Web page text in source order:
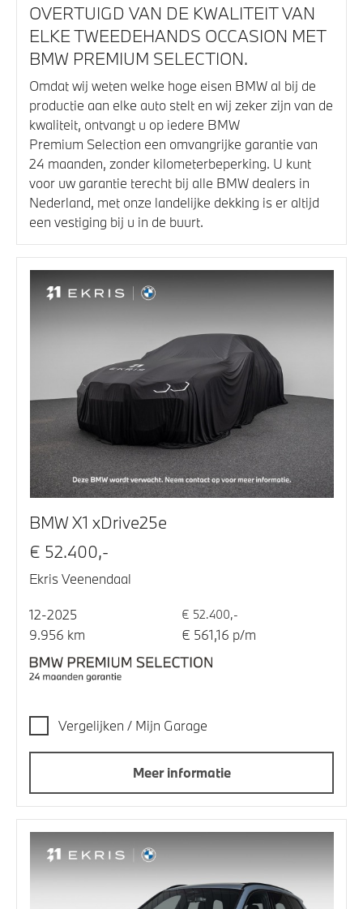
OVERTUIGD VAN DE KWALITEIT VAN
ELKE TWEEDEHANDS OCCASION MET
BMW PREMIUM SELECTION.
Omdat wij weten welke hoge eisen BMW al bij de
productie aan elke auto stelt en wij zeker zijn van de
kwaliteit, ontvangt u op iedere BMW
Premium Selection een omvangrijke garantie van
24 maanden, zonder kilometerbeperking. U kunt
voor uw garantie terecht bij alle BMW dealers in
Nederland, met onze landelijke dekking is er altijd
een vestiging bij u in de buurt.
BMW X1 xDrive25e
€ 52.400,-
Ekris Veenendaal
12-2025 € 52.400,-
9.956 km € 561,16 p/m
Vergelijken / Mijn Garage
Meer informatie